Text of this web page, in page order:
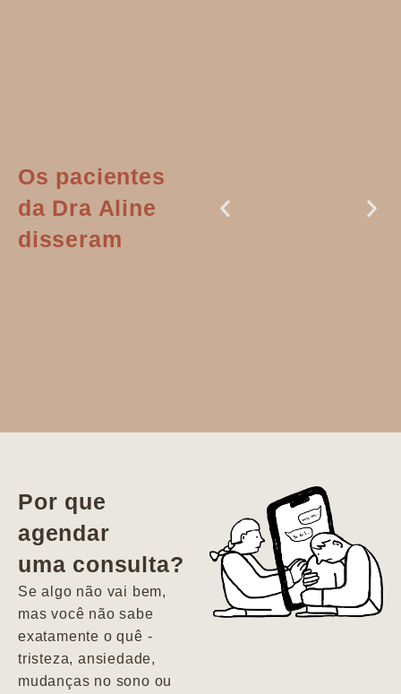
Os pacientes
da Dra Aline
disseram
vida. Ela me
encontrou num
estado misto de
depressão e
agitação com
pensamentos
Por que
agendar
uma consulta?
Se algo não vai bem,
mas você não sabe
exatamente o quê -
tristeza, ansiedade,
mudanças no sono ou